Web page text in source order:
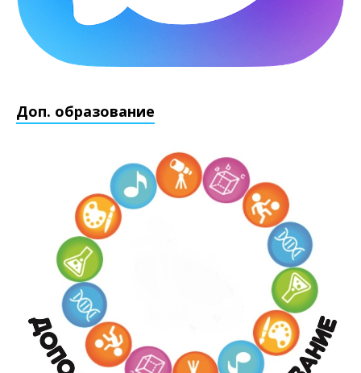
Доп. образование